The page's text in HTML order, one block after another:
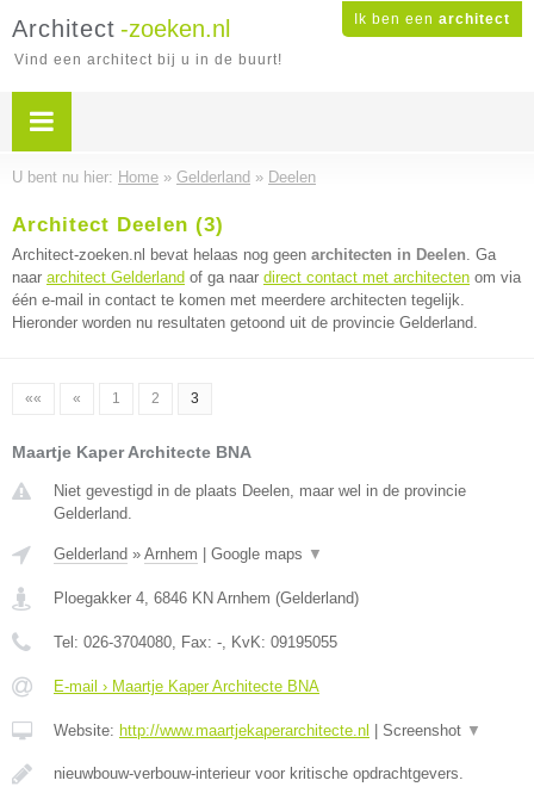
Ik ben een architect
Architect -zoeken.nl
Vind een architect bij u in de buurt!
U bent nu hier: Home » Gelderland » Deelen
Architect Deelen (3)
Architect-zoeken.nl bevat helaas nog geen architecten in Deelen. Ga
naar architect Gelderland of ga naar direct contact met architecten om via
één e-mail in contact te komen met meerdere architecten tegelijk.
Hieronder worden nu resultaten getoond uit de provincie Gelderland.
«« « 1 2 3
Maartje Kaper Architecte BNA
Niet gevestigd in de plaats Deelen, maar wel in de provincie
Gelderland.
Gelderland » Arnhem Google maps ▼
Ploegakker 4, 6846 KN Arnhem (Gelderland)
Tel: 026-3704080, Fax: -, KvK: 09195055
E-mail › Maartje Kaper Architecte BNA
Website: http://www.maartjekaperarchitecte.nl Screenshot ▼
nieuwbouw-verbouw-interieur voor kritische opdrachtgevers.